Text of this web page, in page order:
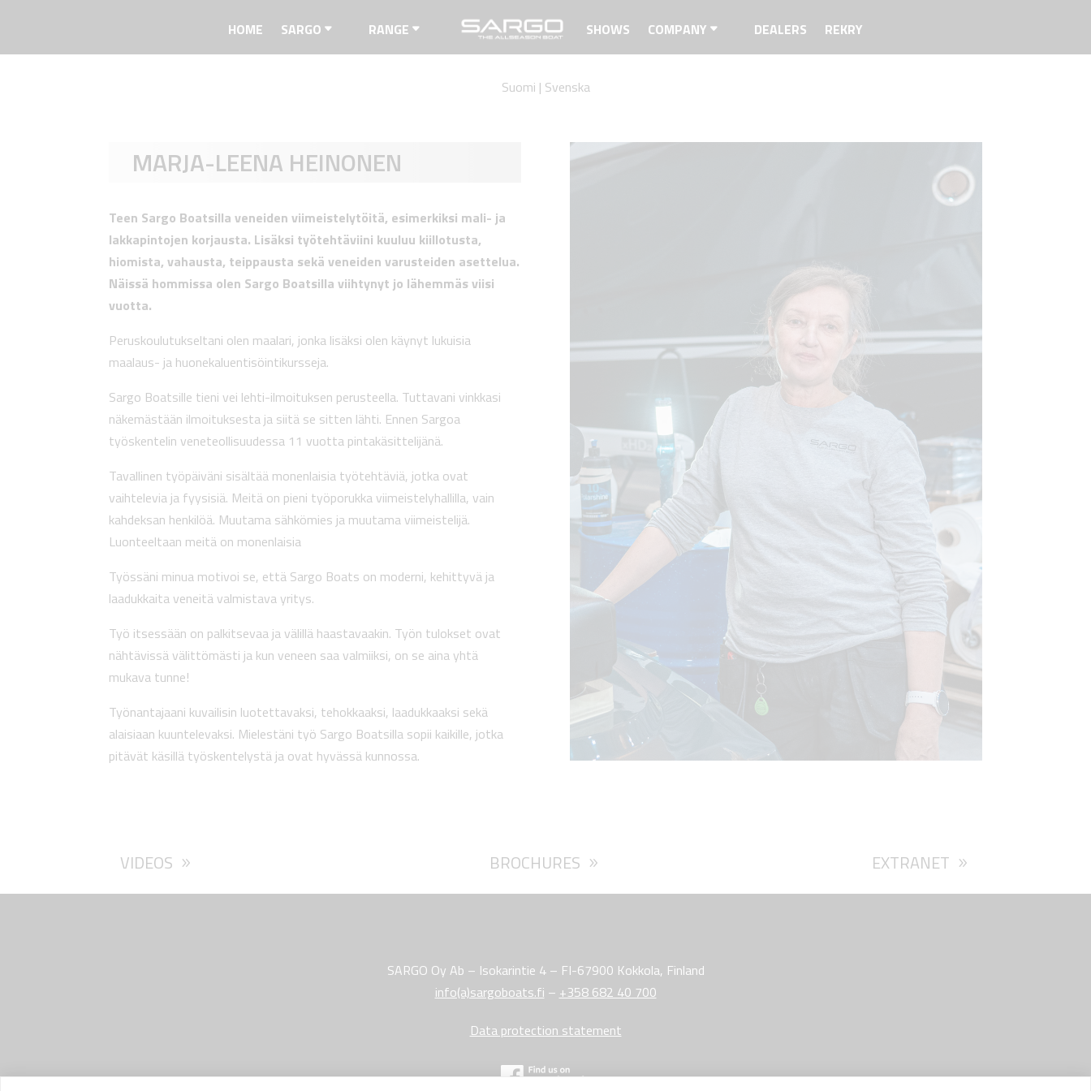
HOME SARGO RANGE SHOWS COMPANY DEALERS REKRY
Suomi | Svenska
MARJA-LEENA HEINONEN
Teen Sargo Boatsilla veneiden viimeistelytöitä, esimerkiksi mali- ja
lakkapintojen korjausta. Lisäksi työtehtäviini kuuluu kiillotusta,
hiomista, vahausta, teippausta sekä veneiden varusteiden asettelua.
Näissä hommissa olen Sargo Boatsilla viihtynyt jo lähemmäs viisi
vuotta.
Peruskoulutukseltani olen maalari, jonka lisäksi olen käynyt lukuisia
maalaus- ja huonekaluentisöintikursseja.
Sargo Boatsille tieni vei lehti-ilmoituksen perusteella. Tuttavani vinkkasi
näkemästään ilmoituksesta ja siitä se sitten lähti. Ennen Sargoa
työskentelin veneteollisuudessa 11 vuotta pintakäsittelijänä.
Tavallinen työpäiväni sisältää monenlaisia työtehtäviä, jotka ovat
vaihtelevia ja fyysisiä. Meitä on pieni työporukka viimeistelyhallilla, vain
kahdeksan henkilöä. Muutama sähkömies ja muutama viimeistelijä.
Luonteeltaan meitä on monenlaisia
Työssäni minua motivoi se, että Sargo Boats on moderni, kehittyvä ja
laadukkaita veneitä valmistava yritys.
Työ itsessään on palkitsevaa ja välillä haastavaakin. Työn tulokset ovat
nähtävissä välittömästi ja kun veneen saa valmiiksi, on se aina yhtä
mukava tunne!
Työnantajaani kuvailisin luotettavaksi, tehokkaaksi, laadukkaaksi sekä
alaisiaan kuuntelevaksi. Mielestäni työ Sargo Boatsilla sopii kaikille, jotka
pitävät käsillä työskentelystä ja ovat hyvässä kunnossa.
VIDEOS BROCHURES EXTRANET
SARGO Oy Ab – Isokarintie 4 – FI-67900 Kokkola, Finland
info(a)sargoboats.fi – +358 682 40 700
Data protection statement